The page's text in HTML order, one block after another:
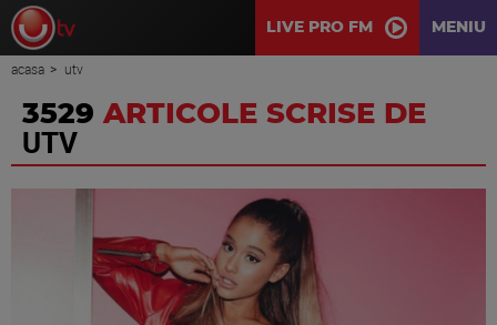
LIVE PRO FM MENIU
acasa utv
3529 ARTICOLE SCRISE DE
UTV